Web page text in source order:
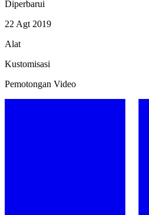
Diperbarui
22 Agt 2019
Alat
Kustomisasi
Pemotongan Video